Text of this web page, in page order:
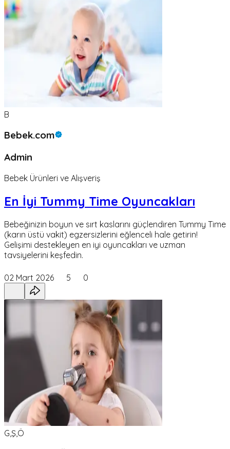
B
Bebek.com
Admin
Bebek Ürünleri ve Alışveriş
En İyi Tummy Time Oyuncakları
Bebeğinizin boyun ve sırt kaslarını güçlendiren Tummy Time
(karın üstü vakit) egzersizlerini eğlenceli hale getirin!
Gelişimi destekleyen en iyi oyuncakları ve uzman
tavsiyelerini keşfedin.
02 Mart 2026 5 0
G,Ş,Ö